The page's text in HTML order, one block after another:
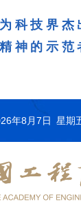
科技界
神的示
年8月7日 星期